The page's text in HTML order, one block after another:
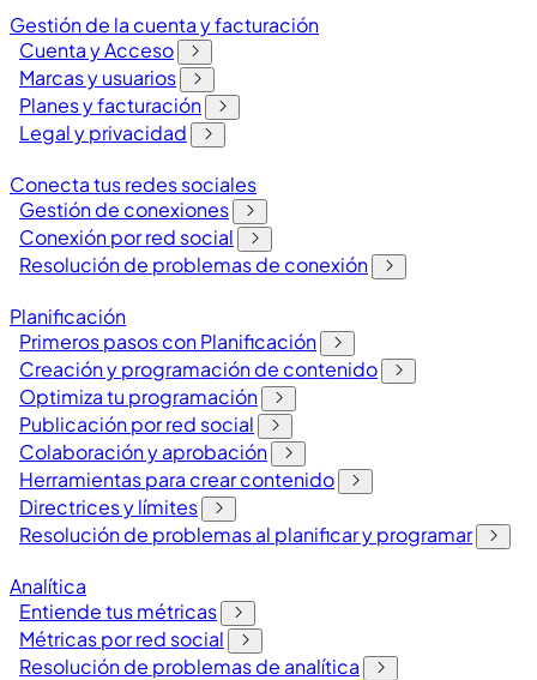
Gestión de la cuenta y facturación
Cuenta y Acceso
Marcas y usuarios
Planes y facturación
Legal y privacidad
Conecta tus redes sociales
Gestión de conexiones
Conexión por red social
Resolución de problemas de conexión
Planificación
Primeros pasos con Planificación
Creación y programación de contenido
Optimiza tu programación
Publicación por red social
Colaboración y aprobación
Herramientas para crear contenido
Directrices y límites
Resolución de problemas al planificar y programar
Analítica
Entiende tus métricas
Métricas por red social
Resolución de problemas de analítica